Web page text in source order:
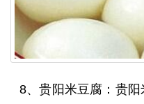
8、贵阳米豆腐：贵